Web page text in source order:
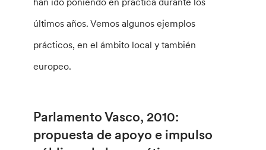
últimos años. Vemos algunos ejemplos
prácticos, en el ámbito local y también
europeo.
Parlamento Vasco, 2010:
propuesta de apoyo e impulso